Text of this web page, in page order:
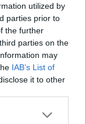
utilized by
parties prior to
the further
parties on the
may
IAB’s List of
it to other
14 - 50%
0 - 0